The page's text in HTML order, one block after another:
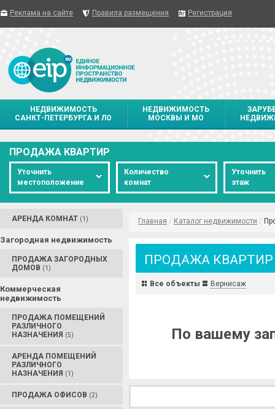
Реклама на сайте Правила размещения Регистрация
НЕДВИЖИМОСТЬ
САНКТ-ПЕТЕРБУРГА И ЛО
НЕДВИЖИМОСТЬ
МОСКВЫ И МО
ПРОДАЖА КВАРТИР
Уточнить
местоположение
Количество
комнат
Уточнить
этаж
АРЕНДА КОМНАТ (1)
Загородная недвижимость
ПРОДАЖА ЗАГОРОДНЫХ
ДОМОВ (1)
Коммерческая
недвижимость
ПРОДАЖА ПОМЕЩЕНИЙ
РАЗЛИЧНОГО
НАЗНАЧЕНИЯ (5)
АРЕНДА ПОМЕЩЕНИЙ
РАЗЛИЧНОГО
НАЗНАЧЕНИЯ (1)
ПРОДАЖА ОФИСОВ (2)
Главная / Каталог недвижимости /
ПРОДАЖА КВАРТИР
Все объекты Вернисаж
По вашему